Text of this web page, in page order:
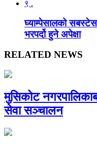
९ .
घ्याम्पेसालको
भरपर्दो हुने अपेक्षा
RELATED NEWS
मुसिकोट
सेवा सञ्चालन